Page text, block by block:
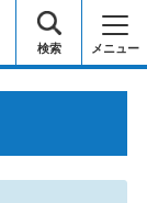
検索 メニュー